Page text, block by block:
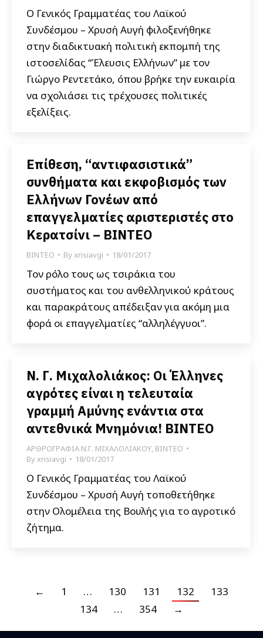
Ο Γενικός Γραμματέας του Λαϊκού
Συνδέσμου – Χρυσή Αυγή φιλοξενήθηκε
στην διαδικτυακή πολιτική εκπομπή της
ιστοσελίδας “Έλευσις Ελλήνων” με τον
Γιώργο Ρεντετάκο, όπου βρήκε την ευκαιρία
να σχολιάσει τις τρέχουσες πολιτικές
εξελίξεις.
Επίθεση, “αντιφασιστικά”
συνθήματα και εκφοβισμός των
Ελλήνων Γονέων από
επαγγελματίες αριστεριστές στο
Κερατσίνι – ΒΙΝΤΕΟ
ΒΙΝΤΕΟ Byxrisiavgi 18/01/2017
Τον ρόλο τους ως τσιράκια του
συστήματος και του ανθελληνικού κράτους
και παρακράτους απέδειξαν για ακόμη μια
φορά οι επαγγελματίες “αλληλέγγυοι”.
Ν. Γ. Μιχαλολιάκος: Οι Έλληνες
αγρότες είναι η τελευταία
γραμμή Αμύνης ενάντια στα
αντεθνικά Μνημόνια! ΒΙΝΤΕΟ
ΑΡΘΡΟΓΡΑΦΙΑ Ν.Γ. ΜΙΧΑΛΟΛΙΑΚΟΥ, ΒΙΝΤΕΟ
Byxrisiavgi 18/01/2017
Ο Γενικός Γραμματέας του Λαϊκού
Συνδέσμου – Χρυσή Αυγή τοποθετήθηκε
στην Ολομέλεια της Βουλής για το αγροτικό
ζήτημα.
← 1 … 130 131 132
133
134
… 354 →